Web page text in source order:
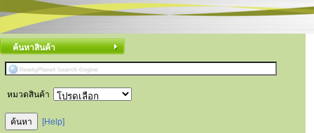
ค้นหาสินค้า
หมวดสินค้า
[Help]